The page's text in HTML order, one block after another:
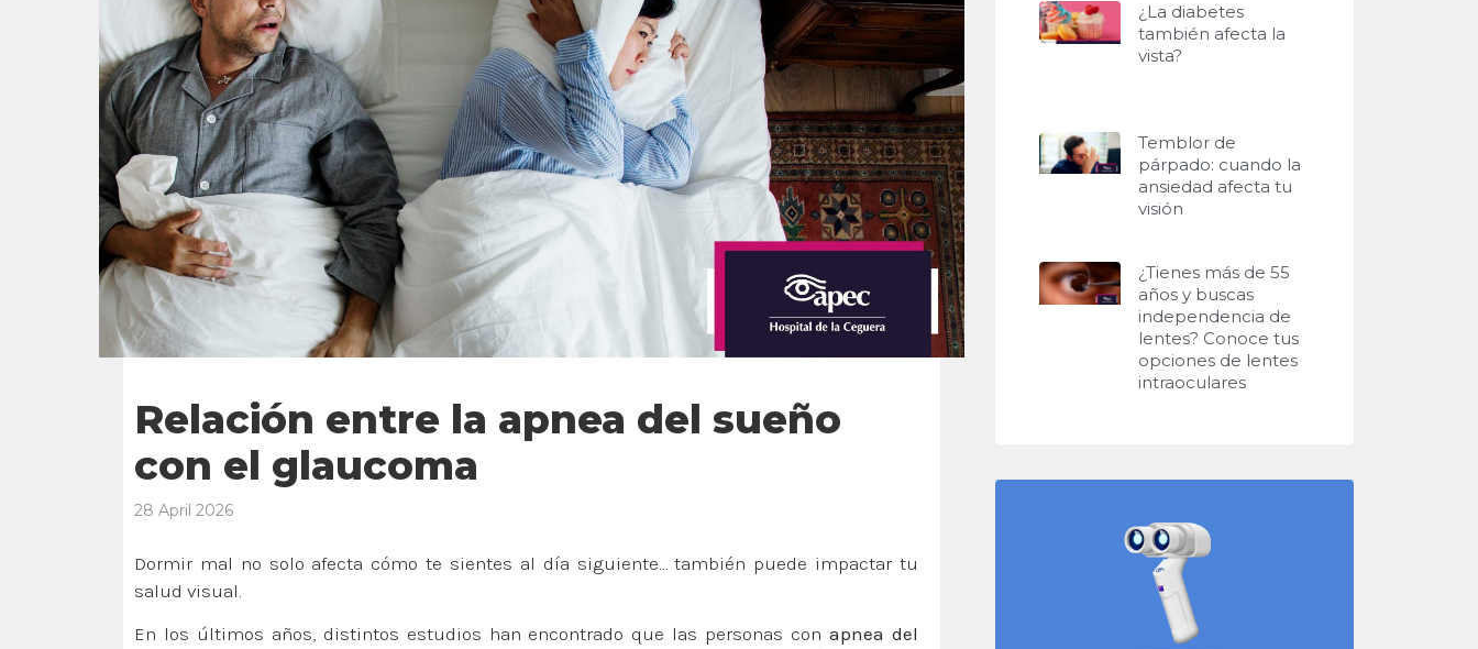
Relación entre la apnea del sueño
con el glaucoma
28 April 2026
Dormir mal no solo afecta cómo te sientes al día siguiente… también puede impactar tu
salud visual.
En los últimos años, distintos estudios han encontrado que las personas conapnea del
¿La diabetes
también afecta la
vista?
Temblor de
párpado: cuando la
ansiedad afecta tu
visión
¿Tienes más de 55
años y buscas
independencia de
lentes? Conoce tus
opciones de lentes
intraoculares